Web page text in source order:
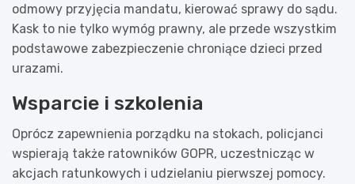
odmowy przyjęcia mandatu, kierować sprawy do sądu.
Kask to nie tylko wymóg prawny, ale przede wszystkim
podstawowe zabezpieczenie chroniące dzieci przed
urazami.
Wsparcie i szkolenia
Oprócz zapewnienia porządku na stokach, policjanci
wspierają także ratowników GOPR, uczestnicząc w
akcjach ratunkowych i udzielaniu pierwszej pomocy.